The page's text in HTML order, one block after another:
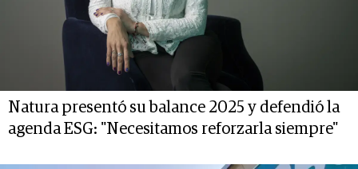
Natura presentó su balance 2025 y defendió la
agenda ESG: "Necesitamos reforzarla siempre"